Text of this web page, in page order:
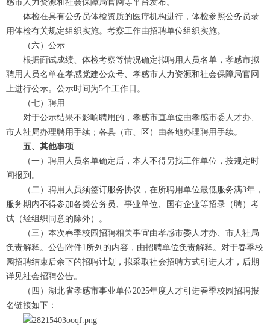
感市人力资源和社会保障局官网等平台发布。
体检在具有公务员体检资质的医疗机构进行，体检参照公务员录
用体检有关规定组织实施。考察工作由招聘单位组织实施。
（六）公示
根据面试成绩、体检考察等情况确定拟聘用人员名单，孝感市拟
聘用人员名单在孝感党建公众号、孝感市人力资源和社会保障局官网
上进行公示。公示时间为5个工作日。
（七）聘用
对于公示结果不影响聘用的，孝感市直单位由孝感市委人才办、
市人社局办理聘用手续；各县（市、区）由各地办理聘用手续。
五、其他事项
（一）聘用人员名单确定后，本人不得另找工作单位，按规定时
间报到。
（二）聘用人员须签订服务协议，在所聘用单位最低服务满3年，
服务期内不得参加各类公务员、事业单位、国有企业等招录（聘）考
试（经组织同意的除外）。
（三）本次春季校园招聘相关事宜由孝感市委人才办、市人社局
负责解释。公告附件1所列的内容，由招聘单位负责解释。对于春季校
园招聘结束后余下的招聘计划，拟采取社会招聘方式引进人才，后期
详见社会招聘公告。
（四）湖北省孝感市事业单位2025年度人才引进春季校园招聘报
名链接如下：